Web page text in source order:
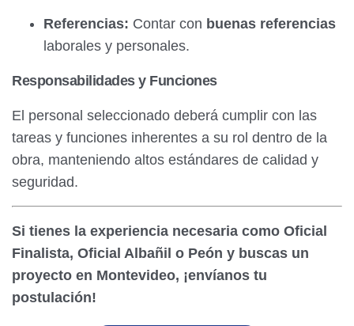
Referencias: Contar con buenas referencias
laborales y personales.
Responsabilidades y Funciones
El personal seleccionado deberá cumplir con las
tareas y funciones inherentes a su rol dentro de la
obra, manteniendo altos estándares de calidad y
seguridad.
Si tienes la experiencia necesaria como Oficial
Finalista, Oficial Albañil o Peón y buscas un
proyecto en Montevideo, ¡envíanos tu
postulación!